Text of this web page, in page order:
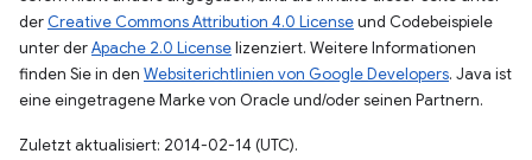
der Creative Commons Attribution 4.0 Licenseund Codebeispiele
unter derApache 2.0 Licenselizenziert. Weitere Informationen
finden Sie in den Websiterichtlinien von Google Developers. Java ist
eine eingetragene Marke von Oracle und/oder seinen Partnern.
Zuletzt aktualisiert: 2014-02-14 (UTC).